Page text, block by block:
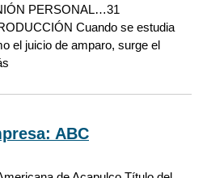
PERSONAL…31
Cuando se estudia
el juicio de amparo, surge el
ABC